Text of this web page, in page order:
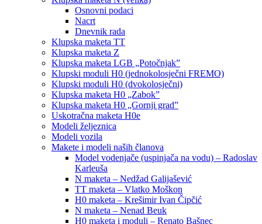
Osnovni podaci
Nacrt
Dnevnik rada
Klupska maketa TT
Klupska maketa Z
Klupska maketa LGB „Potočnjak”
Klupski moduli H0 (jednokolosječni FREMO)
Klupski moduli H0 (dvokolosječni)
Klupska maketa H0 „Zabok”
Klupska maketa H0 „Gornji grad”
Uskotračna maketa H0e
Modeli željeznica
Modeli vozila
Makete i modeli naših članova
Model vodenjače (uspinjača na vodu) – Radoslav
Karleuša
N maketa – Nedžad Galijašević
TT maketa – Vlatko Moškon
H0 maketa – Krešimir Ivan Čipčić
N maketa – Nenad Beuk
H0 maketa i moduli – Renato Bašnec